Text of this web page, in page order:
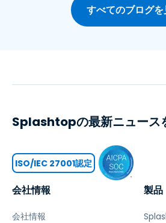
すべてのブログを
会社情報
会社情報
製品
Splashtopの最新ニュース
ISO/IEC 27001認定